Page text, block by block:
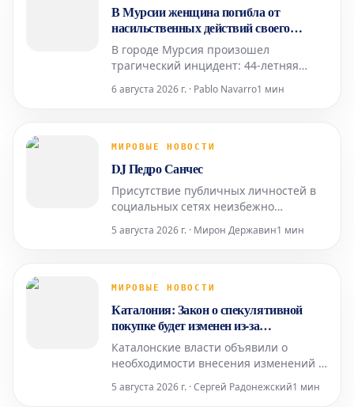
В Мурсии женщина погибла от
насильственных действий своего
партнера
В городе Мурсия произошел
трагический инцидент: 44-летняя
помещении обувной мастерской.
ранения, предположительно
погибшей обнаружили в одной из
торговых галерей коммерчес
6 августа 2026 г. · Pablo Navarro1 мин
МИРОВЫЕ НОВОСТИ
DJ Педро Санчес
Присутствие публичных личностей в
социальных сетях неизбежно
и вызовами. Даже для известных
непредвиденные опасности,
осторожности.
5 августа 2026 г. · Мирон Державин1 мин
МИРОВЫЕ НОВОСТИ
Каталония: Закон о спекулятивной
покупке будет изменен из-за
неконституционности
Каталонские власти объявили о
необходимости внесения изменений в
направленное на пресечение
5 августа 2026 г. · Сергей Радонежский1 мин